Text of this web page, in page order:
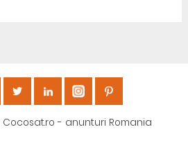
Cocosat.ro - anunturi Romania